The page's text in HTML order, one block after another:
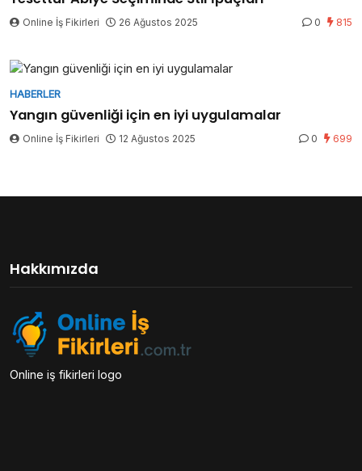
Online İş Fikirleri 26 Ağustos 2025 0 815
HABERLER
Yangın güvenliği için en iyi uygulamalar
Online İş Fikirleri 12 Ağustos 2025 0 699
Hakkımızda
Online iş fikirleri logo